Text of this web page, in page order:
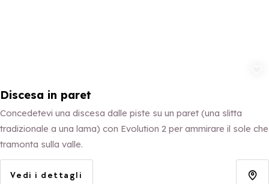
Discesa in paret
Concedetevi una discesa dalle piste su un paret (una slitta
tradizionale a una lama) con Evolution 2 per ammirare il sole che
tramonta sulla valle.
Vedi i dettagli